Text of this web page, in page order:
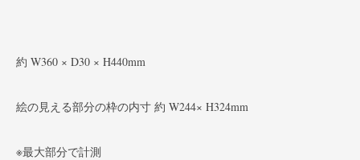
約 W360 × D30 × H440mm
絵の見える部分の枠の内寸 約 W244× H324mm
※最大部分で計測